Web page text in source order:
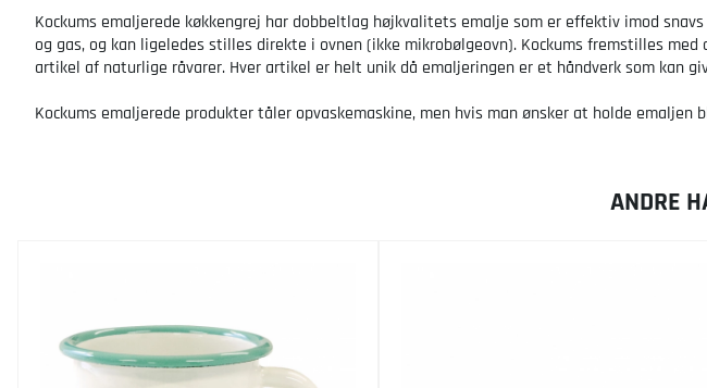
Kockums emaljerede køkkengrej har dobbeltlag højkvalitets emalje som er effektiv imod
og gas, og kan ligeledes stilles direkte i ovnen (ikke mikrobølgeovn). Kockums fremstilles
artikel af naturlige råvarer. Hver artikel er helt unik då emaljeringen er et håndverk som kan
Kockums emaljerede produkter tåler opvaskemaskine, men hvis man ønsker at holde emaljen
ANDRE